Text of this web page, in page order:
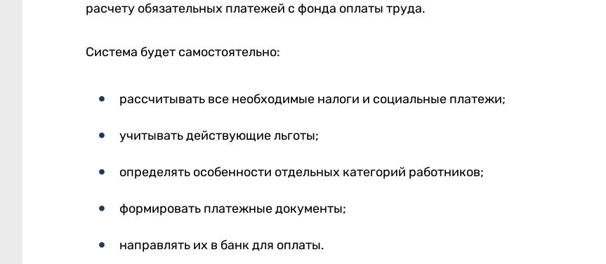
расчету обязательных платежей с фонда оплаты труда.
Система будет самостоятельно:
рассчитывать все необходимые налоги и социальные платежи;
учитывать действующие льготы;
определять особенности отдельных категорий работников;
формировать платежные документы;
направлять их в банк для оплаты.